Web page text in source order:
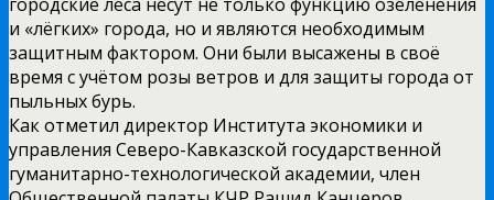
и «лёгких» города, но и являются необходимым
защитным фактором. Они были высажены в своё
время с учётом розы ветров и для защиты города от
пыльных бурь.
Как отметил директор Института экономики и
управления Северо-Кавказской государственной
гуманитарно-технологической академии, член